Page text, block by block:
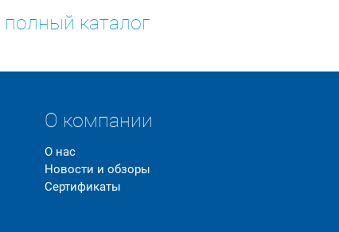
полный каталог
О компании
О нас
Новости и обзоры
Сертификаты